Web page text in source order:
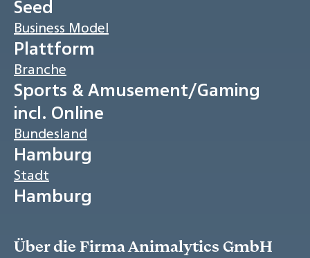
Seed
Business Model
Plattform
Branche
Sports & Amusement/Gaming
incl. Online
Bundesland
Hamburg
Stadt
Hamburg
Über die Firma Animalytics GmbH